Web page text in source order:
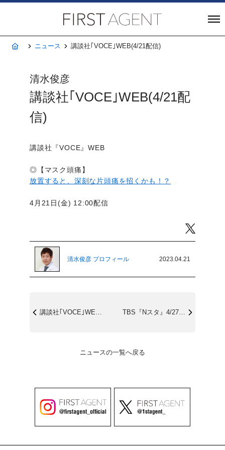
ホームニュース 講談社｢VOCE｣WEB(4/21配信)
清水俊彦
講談社｢VOCE｣WEB(4/21配
信)
講談社『VOCE』WEB
◎【マスク頭痛】
放置すると、深刻な片頭痛を招くかも！？
4月21日(金) 12:00配信
清水俊彦 プロフィール 2023.04.21
講談社｢VOCE｣WEB(4/20配信) TBS『Nスタ』4/27(木)＆4/28...
ニュースの一覧へ戻る